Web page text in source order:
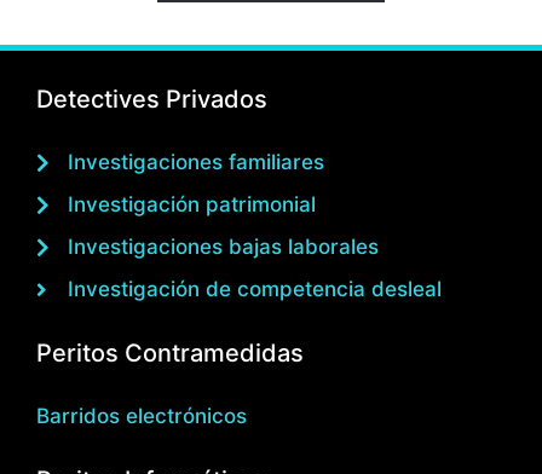
Detectives Privados
Investigaciones familiares
Investigación patrimonial
Investigaciones bajas laborales
Investigación de competencia desleal
Peritos Contramedidas
Barridos electrónicos